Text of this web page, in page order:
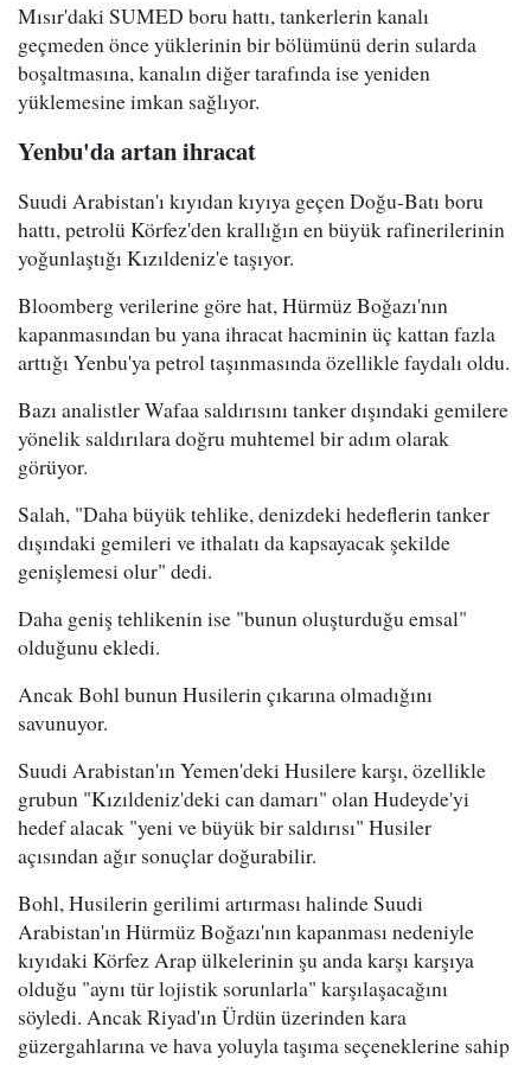
Mısır'daki SUMED boru hattı, tankerlerin kanalı
geçmeden önce yüklerinin bir bölümünü derin sularda
boşaltmasına, kanalın diğer tarafında ise yeniden
yüklemesine imkan sağlıyor.
Yenbu'da artan ihracat
Suudi Arabistan'ı kıyıdan kıyıya geçen Doğu-Batı boru
hattı, petrolü Körfez'den krallığın en büyük rafinerilerinin
yoğunlaştığı Kızıldeniz'e taşıyor.
Bloomberg verilerine göre hat, Hürmüz Boğazı'nın
kapanmasından bu yana ihracat hacminin üç kattan fazla
arttığı Yenbu'ya petrol taşınmasında özellikle faydalı oldu.
Bazı analistler Wafaa saldırısını tanker dışındaki gemilere
yönelik saldırılara doğru muhtemel bir adım olarak
görüyor.
Salah, "Daha büyük tehlike, denizdeki hedeflerin tanker
dışındaki gemileri ve ithalatı da kapsayacak şekilde
genişlemesi olur" dedi.
Daha geniş tehlikenin ise "bunun oluşturduğu emsal"
olduğunu ekledi.
Ancak Bohl bunun Husilerin çıkarına olmadığını
savunuyor.
Suudi Arabistan'ın Yemen'deki Husilere karşı, özellikle
grubun "Kızıldeniz'deki can damarı" olan Hudeyde'yi
hedef alacak "yeni ve büyük bir saldırısı" Husiler
açısından ağır sonuçlar doğurabilir.
Bohl, Husilerin gerilimi artırması halinde Suudi
Arabistan'ın Hürmüz Boğazı'nın kapanması nedeniyle
kıyıdaki Körfez Arap ülkelerinin şu anda karşı karşıya
olduğu "aynı tür lojistik sorunlarla" karşılaşacağını
söyledi. Ancak Riyad'ın Ürdün üzerinden kara
güzergahlarına ve hava yoluyla taşıma seçeneklerine sahip